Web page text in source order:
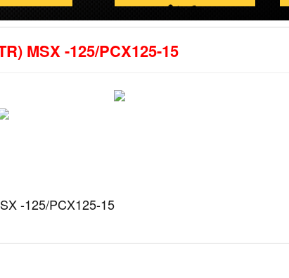
ใส่ถุงมือ
MSX -125/PCX125-15
-125/PCX125-15